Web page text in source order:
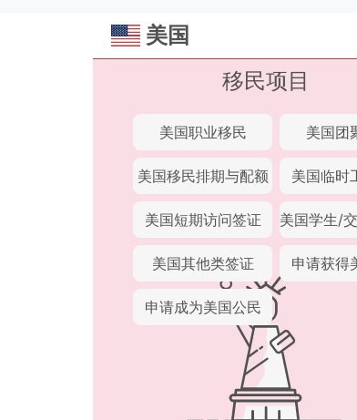
美国
移民项目
美国职业移民 美国团
美国移民排期与配额 美国临时
美国短期访问签证
美国其他类签证 申请获得
申请成为美国公民